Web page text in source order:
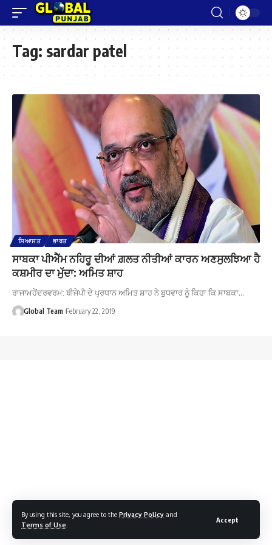
By using this site, you agree to the Privacy Policy and
Terms of Use
Accept
Tag: sardar patel
ਸਿਆਸਤ ਭਾਰਤ
ਸਾਬਕਾ ਪੀਐੱਮ ਨਹਿਰੂ ਦੀਆਂ ਗ਼ਲਤ ਨੀਤੀਆਂ ਕਾਰਨ ਅਣਸੁਲਝਿਆ ਹੈ
ਕਸ਼ਮੀਰ ਦਾ ਮੁੱਦਾ: ਅਮਿਤ ਸ਼ਾਹ
ਰਾਜਾਮਹੇਂਦਰਵਰਮ: ਬੀਜੇਪੀ ਦੇ ਪ੍ਰਧਾਨ ਅਮਿਤ ਸ਼ਾਹ ਨੇ ਬੁਧਵਾਰ ਨੂੰ ਕਿਹਾ ਕਿ ਸਾਬਕਾ…
Global Team February 22, 2019